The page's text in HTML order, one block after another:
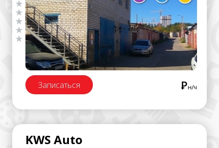
Записаться Рн/ч
KWS Auto